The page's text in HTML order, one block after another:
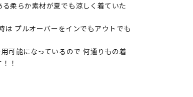
柔らか素材が夏でも涼しく着ていた
は プルオーバーをインでもアウトでも
可能になっているので 何通りもの着
！